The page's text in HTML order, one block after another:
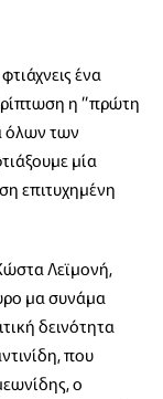
ένα
η ”πρώτη
όλων των
μία
επιτυχημένη
Λεϊμονή,
μα συνάμα
δεινότητα
που
ο